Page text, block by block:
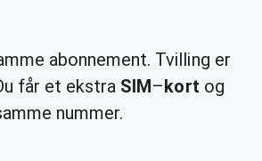
abonnement. Tvilling er
får et ekstra SIM–kort og
nummer.